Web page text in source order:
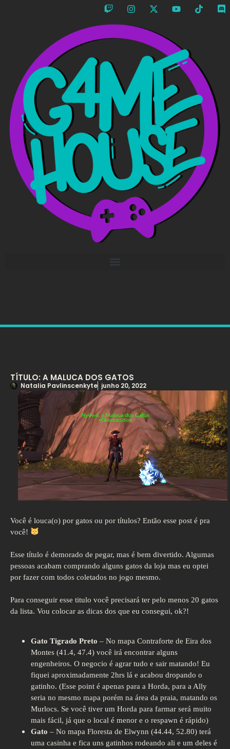
TÍTULO: A MALUCA DOS GATOS
Natalia Pavlinscenkyte junho 20, 2022
Você é louca(o) por gatos ou por títulos? Então esse post é pra
você!
Esse título é demorado de pegar, mas é bem divertido. Algumas
pessoas acabam comprando alguns gatos da loja mas eu optei
por fazer com todos coletados no jogo mesmo.
Para conseguir esse titulo você precisará ter pelo menos 20 gatos
da lista. Vou colocar as dicas dos que eu consegui, ok?!
Gato Tigrado Preto – No mapa Contraforte de Eira dos
Montes (41.4, 47.4) você irá encontrar alguns
engenheiros. O negocio é agrar tudo e sair matando! Eu
fiquei aproximadamente 2hrs lá e acabou dropando o
gatinho. (Esse point é apenas para a Horda, para a Ally
seria no mesmo mapa porém na área da praia, matando os
Murlocs. Se você tiver um Horda para farmar será muito
mais fácil, já que o local é menor e o respawn é rápido)
Gato – No mapa Floresta de Elwynn (44.44, 52.80) terá
uma casinha e fica uns gatinhos rodeando ali e um deles é